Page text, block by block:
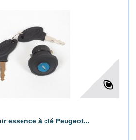
essence à clé Peugeot...